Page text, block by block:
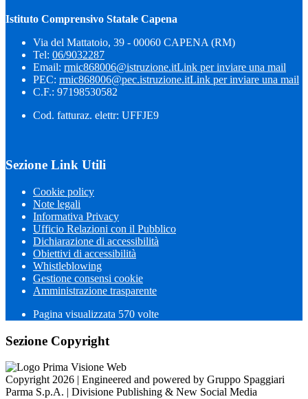
Istituto Comprensivo Statale Capena
Via del Mattatoio, 39 - 00060 CAPENA (RM)
Tel: 06/9032287
Email: rmic868006@istruzione.itLink per inviare una mail
PEC: rmic868006@pec.istruzione.itLink per inviare una mail
C.F.: 97198530582
Cod. fatturaz. elettr: UFFJE9
Sezione Link Utili
Cookie policy
Note legali
Informativa Privacy
Ufficio Relazioni con il Pubblico
Dichiarazione di accessibilità
Obiettivi di accessibilità
Whistleblowing
Gestione consensi cookie
Amministrazione trasparente
Pagina visualizzata 570 volte
Sezione Copyright
Copyright 2026 | Engineered and powered by Gruppo Spaggiari
Parma S.p.A. | Divisione Publishing & New Social Media